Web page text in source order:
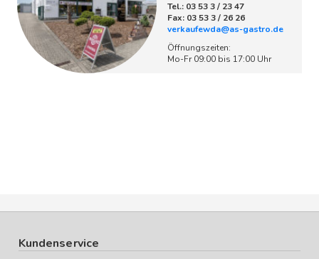
Tel.: 03 53 3 / 23 47
Fax: 03 53 3 / 26 26
verkaufewda@as-gastro.de
Öffnungszeiten:
Mo-Fr 09:00 bis 17:00 Uhr
Kundenservice